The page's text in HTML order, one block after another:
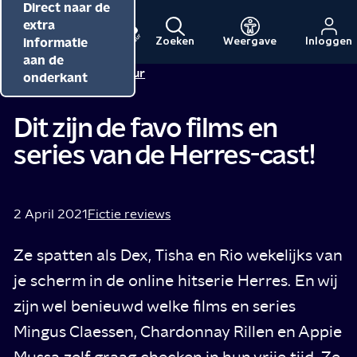
Direct naar de
inhoud
Direct naar de
hoofdnavigatie
Direct naar de
extra
informatie
aan de
onderkant
Menu
Naar
de
NPO
beginpagina
NPO
Zoeken Weergave Inloggen
Redactie NPO Cultuur
Dit zijn de favo films en
series van de Herres-cast!
2 April 2021Fictie reviews
Ze spatten als Dex, Tisha en Rio wekelijks van
je scherm in de online hitserie Herres. En wij
zijn wel benieuwd welke films en series
Mingus Claessen, Chardonnay Rillen en Appie